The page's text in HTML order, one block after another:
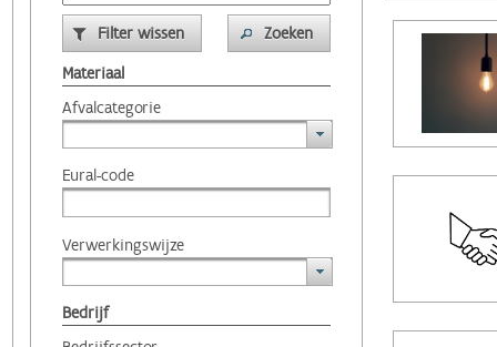
Filter wissen
Zoeken
Materiaal
Afvalcategorie
Eural-code
Verwerkingswijze
Bedrijf